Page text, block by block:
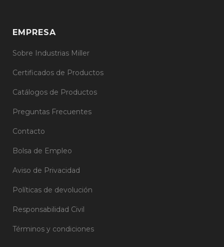
EMPRESA
Sobre Industrias Miller
Certificados de Productos
Catálogos de Productos
Preguntas Frecuentes
Contacto
Bolsa de Empleo
Aviso de Privacidad
Políticas de devolución
Responsabilidad Civil
Términos y condiciones